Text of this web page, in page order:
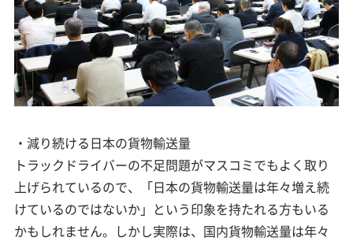
・減り続ける日本の貨物輸送量
トラックドライバーの不足問題がマスコミでもよく取り
上げられているので、「日本の貨物輸送量は年々増え続
けているのではないか」という印象を持たれる方もいる
かもしれません。しかし実際は、国内貨物輸送量は年々